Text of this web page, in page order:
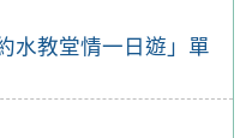
水教堂情一日遊」單